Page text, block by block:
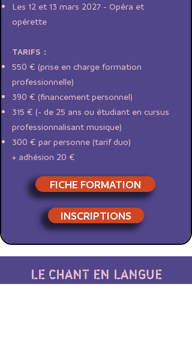
Les 12 et 13 mars 2027 - Opéra et
opérette
TARIFS :
550 € (prise en charge formation
professionnelle)
390 € (financement personnel)
315 € (- de 25 ans ou étudiant en cursus
professionnalisant musique)
300 € par personne (tarif duo)
+ adhésion 20 €
FICHE FORMATION
INSCRIPTIONS
LE CHANT EN LANGUE